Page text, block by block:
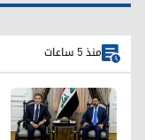
منذ 5 ساعات